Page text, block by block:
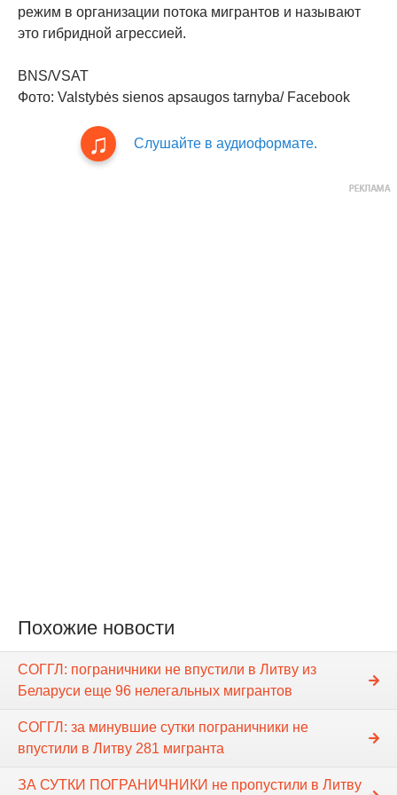
режим в организации потока мигрантов и называют
это гибридной агрессией.
BNS/VSAT
Фото: Valstybės sienos apsaugos tarnyba/ Facebook
Слушайте в аудиоформате.
Похожие новости
СОГГЛ: пограничники не впустили в Литву из
Беларуси еще 96 нелегальных мигрантов
СОГГЛ: за минувшие сутки пограничники не
впустили в Литву 281 мигранта
ЗА СУТКИ ПОГРАНИЧНИКИ не пропустили в Литву